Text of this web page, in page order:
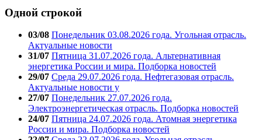
Одной строкой
03/08 Понедельник 03.08.2026 года. Угольная отрасль.
Актуальные новости
31/07 Пятница 31.07.2026 года. Альтернативная
энергетика России и мира. Подборка новостей
29/07 Среда 29.07.2026 года. Нефтегазовая отрасль.
Актуальные новости у
27/07 Понедельник 27.07.2026 года.
Электроэнергетическая отрасль. Подборка новостей
24/07 Пятница 24.07.2026 года. Атомная энергетика
России и мира. Подборка новостей